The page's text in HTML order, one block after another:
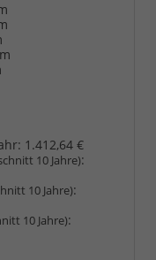
1.412,64 €
10 Jahre):
10 Jahre):
10 Jahre):